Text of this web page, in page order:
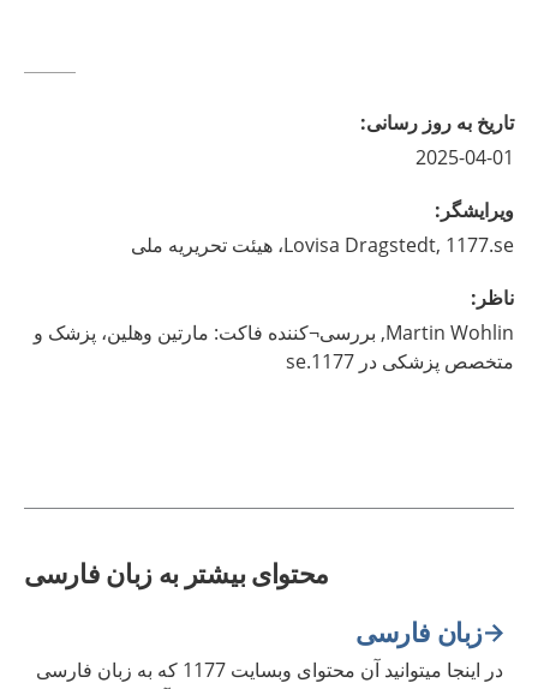
تاريخ به روز رسانى:
2025-04-01
ويرايشگر :
Lovisa Dragstedt, 1177.se، هیئت تحریریه ملی
ناظر :
Martin Wohlin,
بررسی¬کننده فاکت: مارتین وهلین، پزشک و
متخصص پزشکی در 1177.se
محتوای بیشتر به زبان فارسی
زبان فارسی
در اینجا میتوانید آن محتوای وبسایت 1177 که به زبان فارسی